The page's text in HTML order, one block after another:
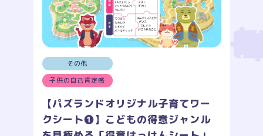
その他
子供の自己肯定感
【パズランドオリジナル子育てワー
クシート❶】こどもの得意ジャンル